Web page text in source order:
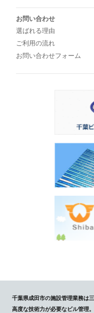
お問い合わせ
選ばれる理由
ご利用の流れ
お問い合わせフォーム
千葉県成田市の施設管理業務は
高度な技術力が必要なビル管理。